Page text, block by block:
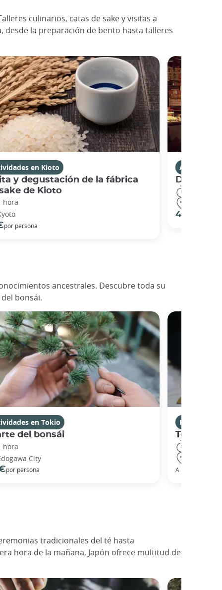
culinarios, catas de sake y visitas a
desde la preparación de bento hasta talleres
en Kioto
y degustación de la fábrica
de Kioto
hora
por persona
Actividades
44 €
ancestrales. Descubre toda su
bonsái.
en Tokio
del bonsái
hora
City
por persona
Kanazawa
Teinture
A partir de
tradicionales del té hasta
hora de la mañana, Japón ofrece multitud de